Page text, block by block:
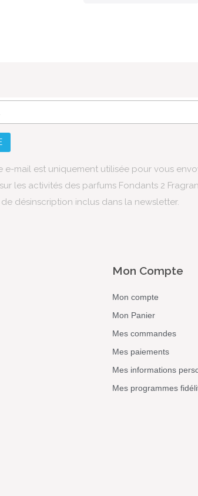
e-mail est uniquement utilisée pour vous
les activités des parfums Fondants 2
désinscription inclus dans la newsletter.
Mon Compte
Mon compte
Mon Panier
Mes commandes
Mes paiements
Mes informations
Mes programmes